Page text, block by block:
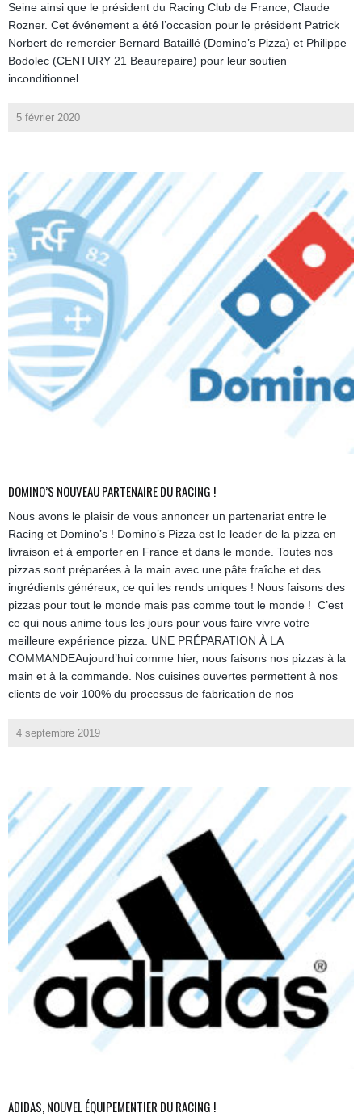
Seine ainsi que le président du Racing Club de France, Claude
Rozner. Cet événement a été l’occasion pour le président Patrick
Norbert de remercier Bernard Bataillé (Domino’s Pizza) et Philippe
Bodolec (CENTURY 21 Beaurepaire) pour leur soutien
inconditionnel.
5 février 2020
DOMINO’S NOUVEAU PARTENAIRE DU RACING !
Nous avons le plaisir de vous annoncer un partenariat entre le
Racing et Domino’s ! Domino’s Pizza est le leader de la pizza en
livraison et à emporter en France et dans le monde. Toutes nos
pizzas sont préparées à la main avec une pâte fraîche et des
ingrédients généreux, ce qui les rends uniques ! Nous faisons des
pizzas pour tout le monde mais pas comme tout le monde ! C’est
ce qui nous anime tous les jours pour vous faire vivre votre
meilleure expérience pizza. UNE PRÉPARATION À LA
COMMANDEAujourd’hui comme hier, nous faisons nos pizzas à la
main et à la commande. Nos cuisines ouvertes permettent à nos
clients de voir 100% du processus de fabrication de nos
4 septembre 2019
ADIDAS, NOUVEL ÉQUIPEMENTIER DU RACING !